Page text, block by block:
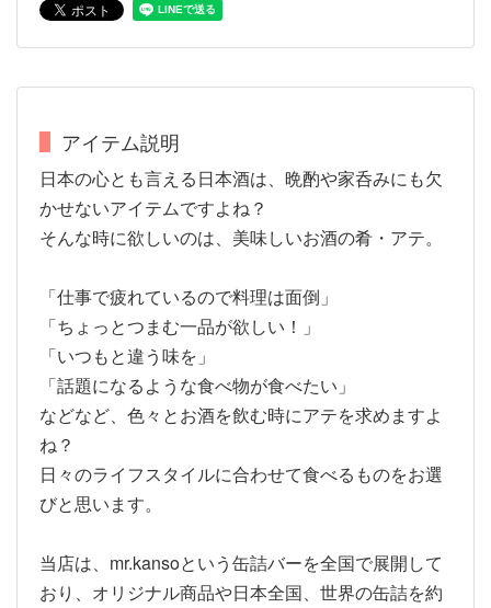
アイテム説明
日本の心とも言える日本酒は、晩酌や家呑みにも欠
かせないアイテムですよね？
そんな時に欲しいのは、美味しいお酒の肴・アテ。
「仕事で疲れているので料理は面倒」
「ちょっとつまむ一品が欲しい！」
「いつもと違う味を」
「話題になるような食べ物が食べたい」
などなど、色々とお酒を飲む時にアテを求めますよ
ね？
日々のライフスタイルに合わせて食べるものをお選
びと思います。
当店は、mr.kansoという缶詰バーを全国で展開して
おり、オリジナル商品や日本全国、世界の缶詰を約